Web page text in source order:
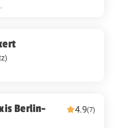
Berlin-
4.9(7)